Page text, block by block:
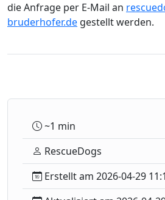
die Anfrage per E-Mail an
bruderhofer.de gestellt werden.
~1 min
RescueDogs
Erstellt am 2026-04-29